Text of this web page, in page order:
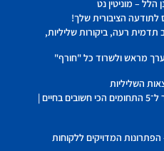
הלל – מוניטין נט
לתודעה הציבורית שלך!
תדמית רעה, ביקורות שליליות,
מראש ולשרוד כל "חורף"
השליליות
ניהול מוניטין ברשת – איך זה מחובר ל־5 התחומים הכי חשובים בחיים |
הפתרונות המדויקים ללקוחות